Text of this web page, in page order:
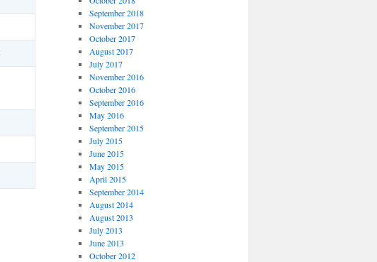
September 2018
November 2017
October 2017
August 2017
July 2017
November 2016
October 2016
September 2016
May 2016
September 2015
July 2015
June 2015
May 2015
April 2015
September 2014
August 2014
August 2013
July 2013
June 2013
October 2012